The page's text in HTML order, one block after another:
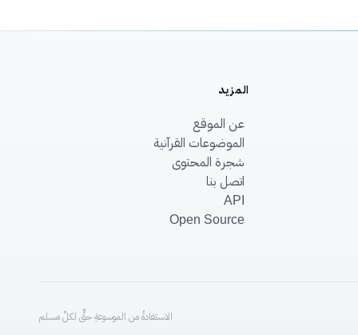
المزيد
عن الموقع
الموضوعات القرآنية
شجرة المحتوى
اتصل بنا
API
Open Source
الاستفادةُ من الموسوعةِ حقٌّ لكلِّ مسلم